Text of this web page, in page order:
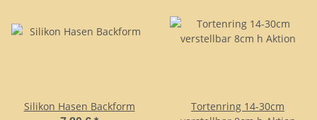
Silikon Hasen Backform
Tortenring 14-30cm